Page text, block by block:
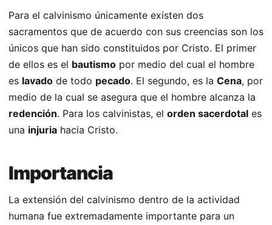
Para el calvinismo únicamente existen dos
sacramentos que de acuerdo con sus creencias son los
únicos que han sido constituidos por Cristo. El primer
de ellos es el bautismo por medio del cual el hombre
es lavado de todo pecado. El segundo, es la Cena, por
medio de la cual se asegura que el hombre alcanza la
redención. Para los calvinistas, el orden sacerdotal es
una injuria hacia Cristo.
Importancia
La extensión del calvinismo dentro de la actividad
humana fue extremadamente importante para un